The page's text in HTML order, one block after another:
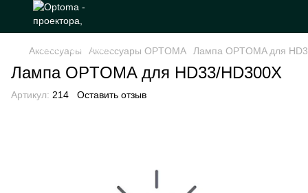
Аксессуары Аксессуары OPTOMA Лампа OPTOMA для
Лампа OPTOMA для HD33/HD300X
Артикул: 214 Оставить отзыв